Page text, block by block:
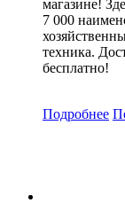
магазине!
7 000
техника.
бесплатно!
Подробнее